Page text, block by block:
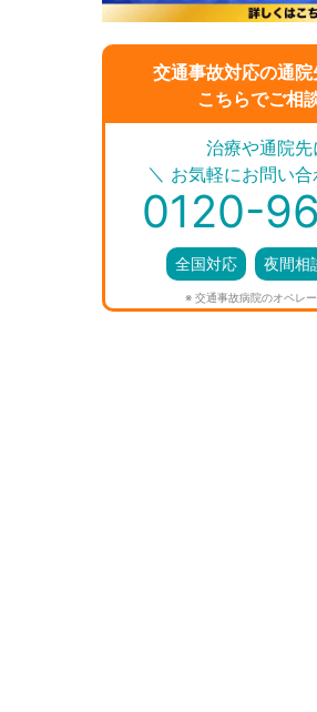
交通事故対応の通
こちらでご相
＼
治療や通院先
お気軽にお問い
0120-
全国対応 夜間相
※ 交通事故病院のオペレ